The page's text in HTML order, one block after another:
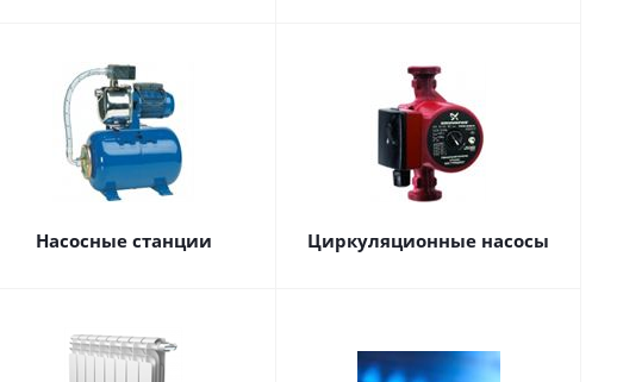
Насосные станции Циркуляционные насосы